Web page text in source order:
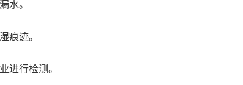
水。
痕迹。
进行检测。